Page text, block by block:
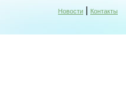
Новости Контакты